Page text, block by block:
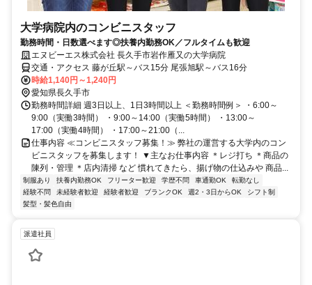
大学病院内のコンビニスタッフ
勤務時間・日数選べます◎扶養内勤務OK／フルタイムも歓迎
エヌビーエス株式会社 長久手市岩作雁又の大学病院
交通・アクセス 藤が丘駅～バス15分 尾張旭駅～バス16分
時給1,140円～1,240円
愛知県長久手市
勤務時間詳細 週3日以上、1日3時間以上 ＜勤務時間例＞ ・6:00～
9:00（実働3時間） ・9:00～14:00（実働5時間） ・13:00～
17:00（実働4時間） ・17:00～21:00（...
仕事内容 ≪コンビニスタッフ募集！≫ 弊社の運営する大学内のコン
ビニスタッフを募集します！ ▼主なお仕事内容 ＊レジ打ち ＊商品の
陳列・管理 ＊店内清掃 など 慣れてきたら、揚げ物の仕込みや 商品...
制服あり 扶養内勤務OK フリーター歓迎 学歴不問 車通勤OK
転勤なし
経験不問
未経験者歓迎 経験者歓迎 ブランクOK 週2・3日からOK
シフト制
髪型・髪色自由
派遣社員